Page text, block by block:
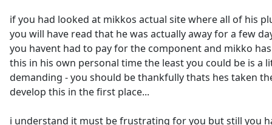
if you had looked at mikkos actual site where all of his
you will have read that he was actually away for a few
you havent had to pay for the component and mikko
this in his own personal time the least you could be is a
demanding - you should be thankfully thats hes taken
develop this in the first place...
i understand it must be frustrating for you but still you